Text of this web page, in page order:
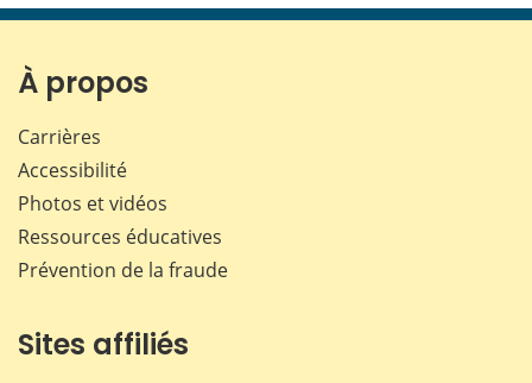
page page page page
À propos
Carrières
Accessibilité
Photos et vidéos
Ressources éducatives
Prévention de la fraude
Sites affiliés